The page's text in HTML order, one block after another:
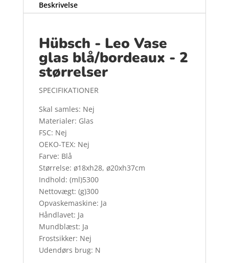
Beskrivelse
Hübsch - Leo Vase
glas blå/bordeaux - 2
størrelser
SPECIFIKATIONER
Skal samles: Nej
Materialer: Glas
FSC: Nej
OEKO-TEX: Nej
Farve: Blå
Størrelse: ø18xh28, ø20xh37cm
Indhold: (ml)5300
Nettovægt: (g)300
Opvaskemaskine: Ja
Håndlavet: Ja
Mundblæst: Ja
Frostsikker: Nej
Udendørs brug: N